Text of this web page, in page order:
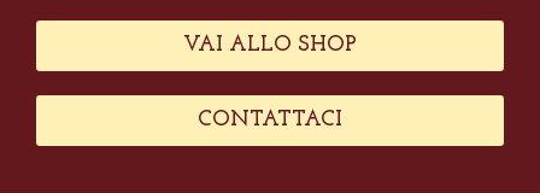
VAI ALLO SHOP
CONTATTACI